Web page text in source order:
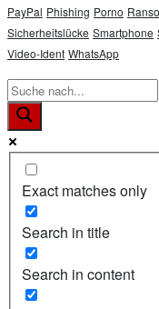
PayPal Phishing Porno
Sicherheitslücke Smartphone
Video-Ident WhatsApp
Exact matches only
Search in title
Search in content